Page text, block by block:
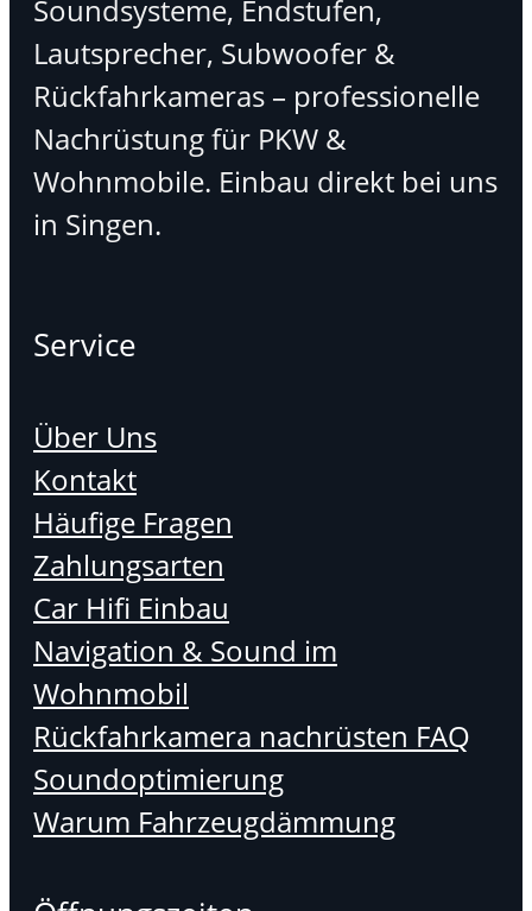
Soundsysteme, Endstufen,
Lautsprecher, Subwoofer &
Rückfahrkameras – professionelle
Nachrüstung für PKW &
Wohnmobile. Einbau direkt bei uns
in Singen.
Service
Über Uns
Kontakt
Häufige Fragen
Zahlungsarten
Car Hifi Einbau
Navigation & Sound im
Wohnmobil
Rückfahrkamera nachrüsten FAQ
Soundoptimierung
Warum Fahrzeugdämmung